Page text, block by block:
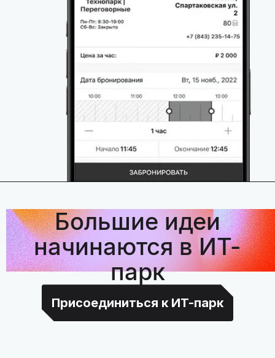
Большие идеи
начинаются в ИТ-
парк
Присоединиться к ИТ-парк